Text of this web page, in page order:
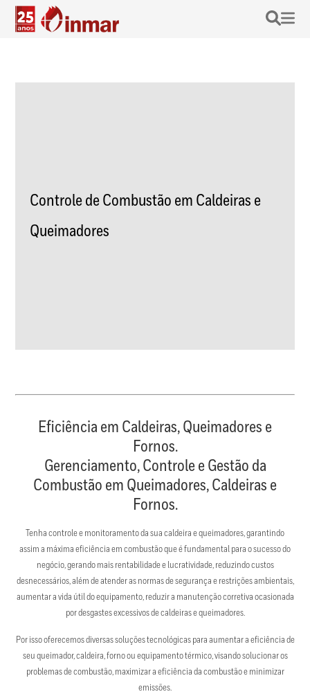
Controle de Combustão em Caldeiras e
Queimadores
Eficiência em Caldeiras, Queimadores e
Fornos.
Gerenciamento, Controle e Gestão da
Combustão em Queimadores, Caldeiras e
Fornos.
Tenha controle e monitoramento da sua caldeira e queimadores, garantindo
assim a máxima eficiência em combustão que é fundamental para o sucesso do
negócio, gerando mais rentabilidade e lucratividade, reduzindo custos
desnecessários, além de atender as normas de segurança e restrições ambientais,
aumentar a vida útil do equipamento, reduzir a manutenção corretiva ocasionada
por desgastes excessivos de caldeiras e queimadores.
Por isso oferecemos diversas soluções tecnológicas para aumentar a eficiência de
seu queimador, caldeira, forno ou equipamento térmico, visando solucionar os
problemas de combustão, maximizar a eficiência da combustão e minimizar
emissões.